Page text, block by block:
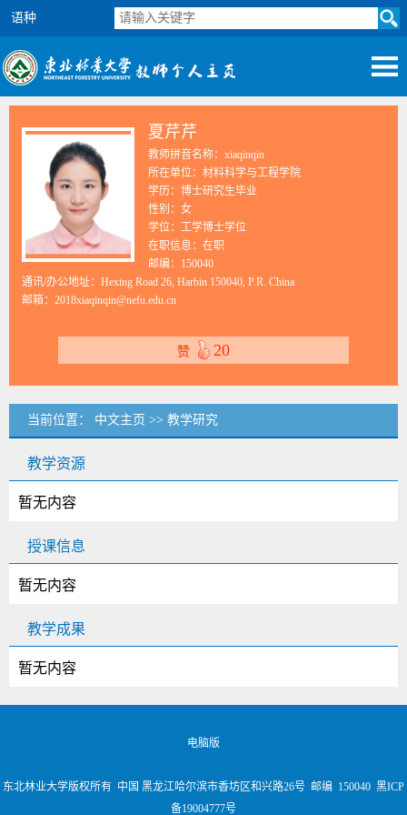
语种
夏芹芹
教师拼音名称：xiaqinqin
所在单位：材料科学与工程学院
学历：博士研究生毕业
性别：女
学位：工学博士学位
在职信息：在职
邮编： 150040
通讯/办公地址： Hexing Road 26, Harbin 150040, P.R. China
邮箱： 2018xiaqinqin@nefu.edu.cn
赞 20
当前位置： 中文主页 >> 教学研究
教学资源
暂无内容
授课信息
暂无内容
教学成果
暂无内容
电脑版
东北林业大学版权所有 中国 黑龙江哈尔滨市香坊区和兴路26号 邮编 150040 黑ICP
备19004777号